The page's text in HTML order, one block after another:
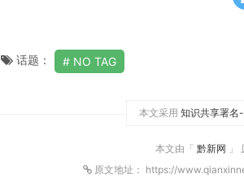
话题： NO TAG
本文采用 知识共享署名
本文由「 黔新网 」
原文地址： https://